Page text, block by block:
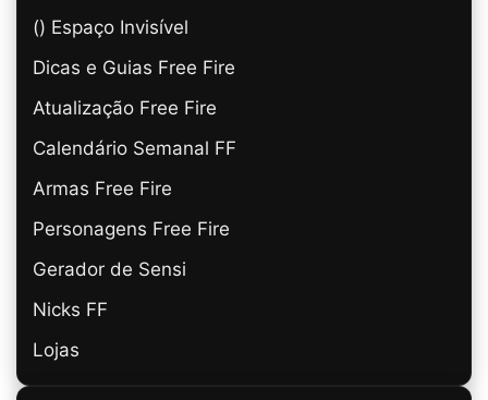
(ㅤ) Espaço Invisível
Dicas e Guias Free Fire
Atualização Free Fire
Calendário Semanal FF
Armas Free Fire
Personagens Free Fire
Gerador de Sensi
Nicks FF
Lojas